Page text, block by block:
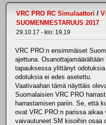
VRC PRO RC Simulaattori /
SUOMENMESTARUUS 2017
29.10.17 - klo: 19.19
VRC PRO:n ensimmäiset
ajettuna.
tapauksessa ylittänyt odotuksia
odotuksia ei edes asetettu.
Vaativaahan tämä näyttäis
Suomalaisien VRC PRO
harrastamisen pariin. Se, että
ovat VRC PRO:n parissa
vaivautuneet SM kisoihin osaa